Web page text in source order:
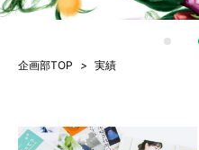
企画部TOP > 実績